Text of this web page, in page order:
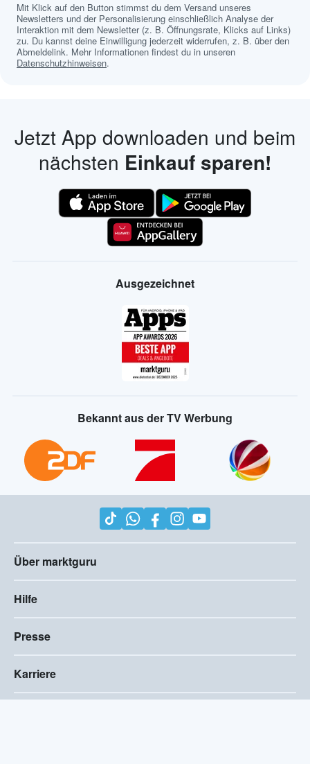
Mit Klick auf den Button stimmst du dem Versand unseres
Newsletters und der Personalisierung einschließlich Analyse der
Interaktion mit dem Newsletter (z. B. Öffnungsrate, Klicks auf Links)
zu. Du kannst deine Einwilligung jederzeit widerrufen, z. B. über den
Abmeldelink. Mehr Informationen findest du in unseren
Datenschutzhinweisen.
Jetzt App downloaden und beim
nächsten Einkauf sparen!
Ausgezeichnet
Bekannt aus der TV Werbung
Über marktguru
Hilfe
Presse
Karriere